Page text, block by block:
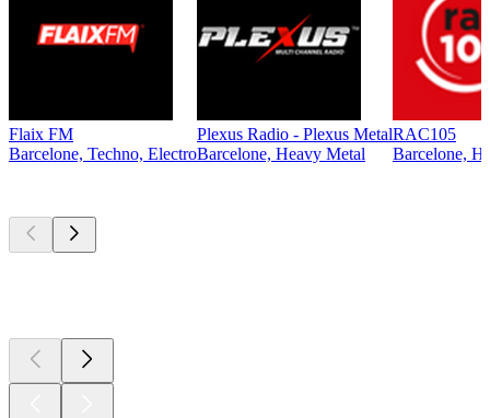
Flaix FM
Barcelone, Techno, Electro
Plexus Radio - Plexus Metal
Barcelone, Heavy Metal
RAC105
Barcelone,